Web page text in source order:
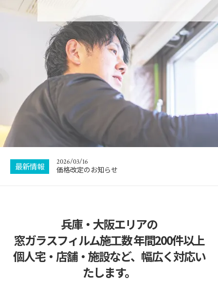
最新情報
集客サイトでトップランクをいただきました！
2026/03/16
価格改定のお知らせ
2025/09/27
ボランティア施工させていただきました
2025/08/03
集客サイトでトップランクをいただきました！
兵庫・大阪エリアの
窓ガラスフィルム施工数 年間200件以上
個人宅・店舗・施設など、幅広く対応い
たします。